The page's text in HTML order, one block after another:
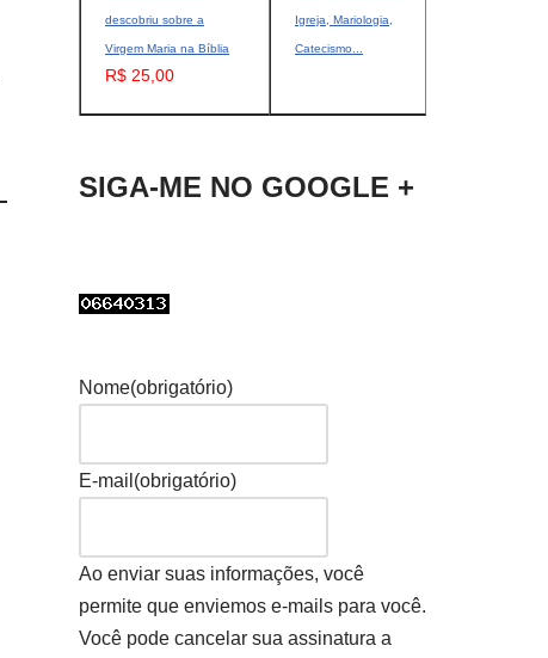
descobriu sobre a
Virgem Maria na Bíblia
R$ 25,00
Igreja, Mariologia,
Catecismo...
SIGA-ME NO GOOGLE +
Nome(obrigatório)
E-mail (obrigatório)
Ao enviar suas informações, você
permite que enviemos e-mails para você.
Você pode cancelar sua assinatura a